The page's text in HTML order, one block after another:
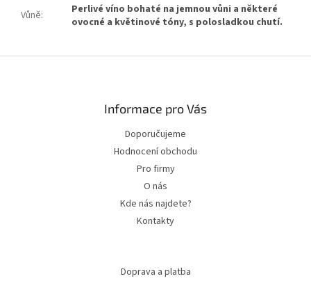
Vůně:
Perlivé víno bohaté na jemnou vůni a některé
ovocné a květinové tóny, s polosladkou chutí.
Informace pro Vás
Doporučujeme
Hodnocení obchodu
Pro firmy
O nás
Kde nás najdete?
Kontakty
Doprava a platba